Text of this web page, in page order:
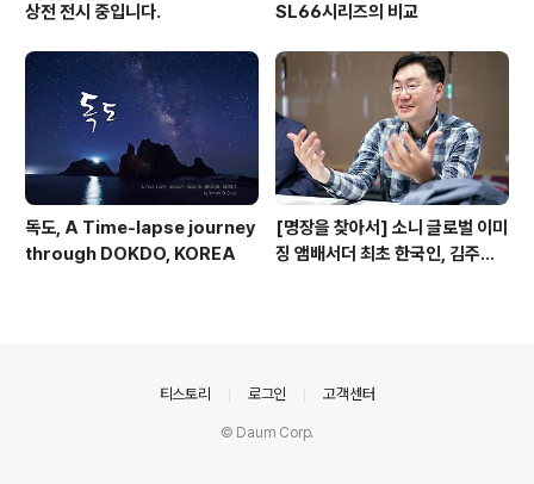
상전 전시 중입니다.
SL66시리즈의 비교
독도, A Time-lapse journey
through DOKDO, KOREA
[명장을 찾아서] 소니 글로벌 이미
징 앰배서더 최초 한국인, 김주원·
티스토리 로그인 고객센터
© Daum Corp.